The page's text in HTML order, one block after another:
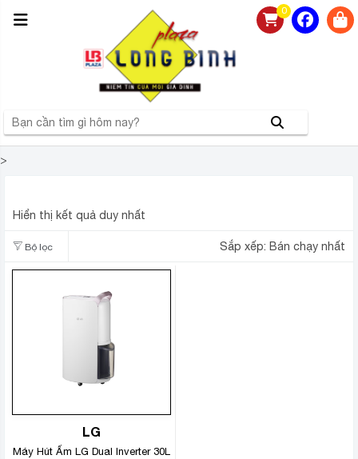
0
>
Hiển thị kết quả duy nhất
Bộ lọc Sắp xếp: Bán chạy nhất
LG
Máy Hút Ẩm LG Dual Inverter 30L